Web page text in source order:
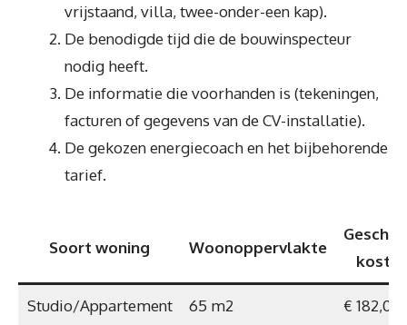
vrijstaand, villa, twee-onder-een kap).
De benodigde tijd die de bouwinspecteur
nodig heeft.
De informatie die voorhanden is (tekeningen,
facturen of gegevens van de CV-installatie).
De gekozen energiecoach en het bijbehorende
tarief.
Soort woning Woonoppervlakte
Studio/Appartement 65 m2 € 182,00